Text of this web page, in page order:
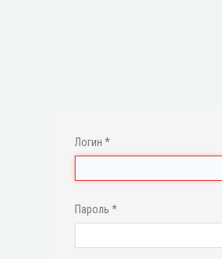
Логин *
Пароль *